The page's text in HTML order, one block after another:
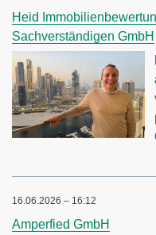
Heid
Sachverständigen GmbH
16.06.2026 – 16:12
Amperfied GmbH